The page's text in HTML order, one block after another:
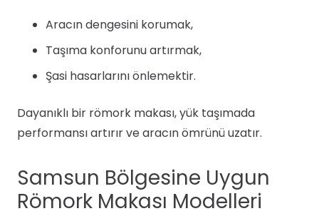
Aracın dengesini korumak,
Taşıma konforunu artırmak,
Şasi hasarlarını önlemektir.
Dayanıklı bir römork makası, yük taşımada
performansı artırır ve aracın ömrünü uzatır.
Samsun Bölgesine Uygun
Römork Makası Modelleri